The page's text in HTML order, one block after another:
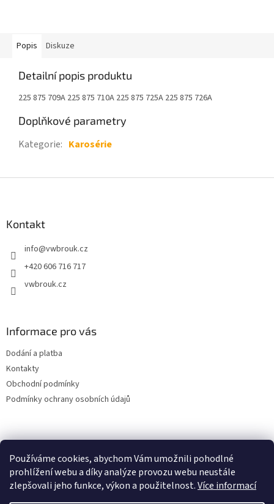
Používáme cookies, abychom Vám umožnili pohodlné
prohlížení webu a díky analýze provozu webu neustále
zlepšovali jeho funkce, výkon a použitelnost.Více informací
Popis Diskuze
Detailní popis produktu
225 875 709A 225 875 710A 225 875 725A 225 875 726A
Doplňkové parametry
Kategorie: Karosérie
Kontakt
info@vwbrouk.cz
+420 606 716 717
vwbrouk.cz
Informace pro vás
Dodání a platba
Kontakty
Obchodní podmínky
Podmínky ochrany osobních údajů